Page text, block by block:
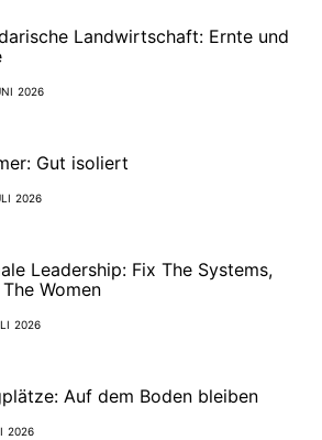
Landwirtschaft: Ernte und
2026
Gut isoliert
2026
Leadership: Fix The Systems,
Women
2026
Auf dem Boden bleiben
2026